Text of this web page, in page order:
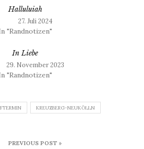
Halluluiah
27. Juli 2024
"Randnotizen"
In Liebe
29. November 2023
"Randnotizen"
KREUZBERG-NEUKÖLLN
PREVIOUS POST »